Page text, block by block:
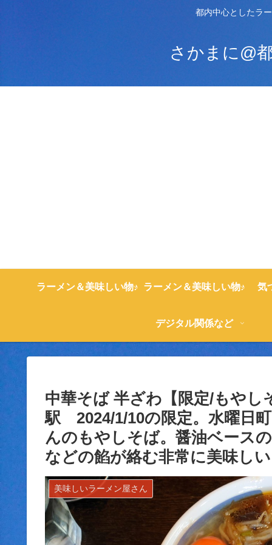
都内中心としたラ
さかまに@
ラーメン＆美味しい物♪ ラーメン＆美味しい物♪ 気
デジタル関係など
中華そば 半ざわ【限定/もやし
駅 2024/1/10の限定。水曜日
んのもやしそば。醤油ベース
などの餡が絡む非常に美味し
美味しいラーメン屋さん